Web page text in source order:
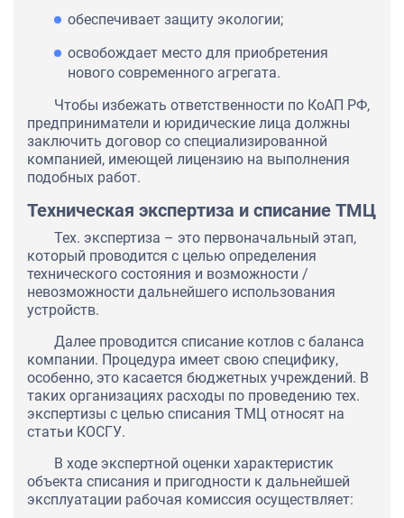
обеспечивает защиту экологии;
освобождает место для приобретения
нового современного агрегата.
Чтобы избежать ответственности по КоАП РФ,
предприниматели и юридические лица должны
заключить договор со специализированной
компанией, имеющей лицензию на выполнения
подобных работ.
Техническая экспертиза и списание ТМЦ
Тех. экспертиза – это первоначальный этап,
который проводится с целью определения
технического состояния и возможности /
невозможности дальнейшего использования
устройств.
Далее проводится списание котлов с баланса
компании. Процедура имеет свою специфику,
особенно, это касается бюджетных учреждений. В
таких организациях расходы по проведению тех.
экспертизы с целью списания ТМЦ относят на
статьи КОСГУ.
В ходе экспертной оценки характеристик
объекта списания и пригодности к дальнейшей
эксплуатации рабочая комиссия осуществляет: